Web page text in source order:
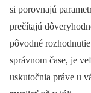
si porovnajú
prečítajú
pôvodné
správnom čase, je
uskutočnia práve u